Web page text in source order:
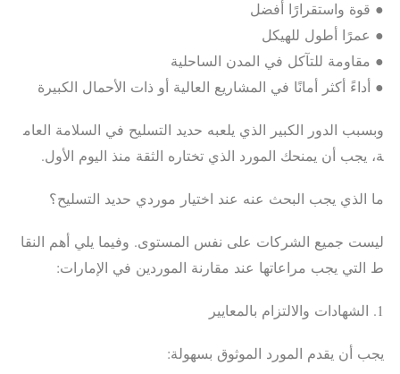
● قوة واستقرارًا أفضل
● عمرًا أطول للهيكل
● مقاومة للتآكل في المدن الساحلية
● أداءً أكثر أمانًا في المشاريع العالية أو ذات الأحمال الكبيرة
وبسبب الدور الكبير الذي يلعبه حديد التسليح في السلامة العام
ة، يجب أن يمنحك المورد الذي تختاره الثقة منذ اليوم الأول.
ما الذي يجب البحث عنه عند اختيار موردي حديد التسليح؟
ليست جميع الشركات على نفس المستوى. وفيما يلي أهم النقا
ط التي يجب مراعاتها عند مقارنة الموردين في الإمارات:
1. الشهادات والالتزام بالمعايير
يجب أن يقدم المورد الموثوق بسهولة: